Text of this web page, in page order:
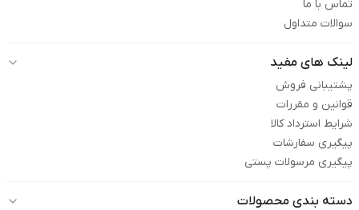
تماس با ما
سوالات متداول
لینک های مفید
پشتیبانی فروش
قوانین و مقررات
شرایط استرداد کالا
پیگیری سفارشات
پیگیری مرسولات پستی
دسته بندی محصولات